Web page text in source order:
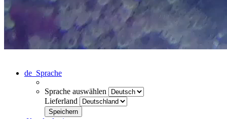
de Sprache
Sprache auswählen
Lieferland